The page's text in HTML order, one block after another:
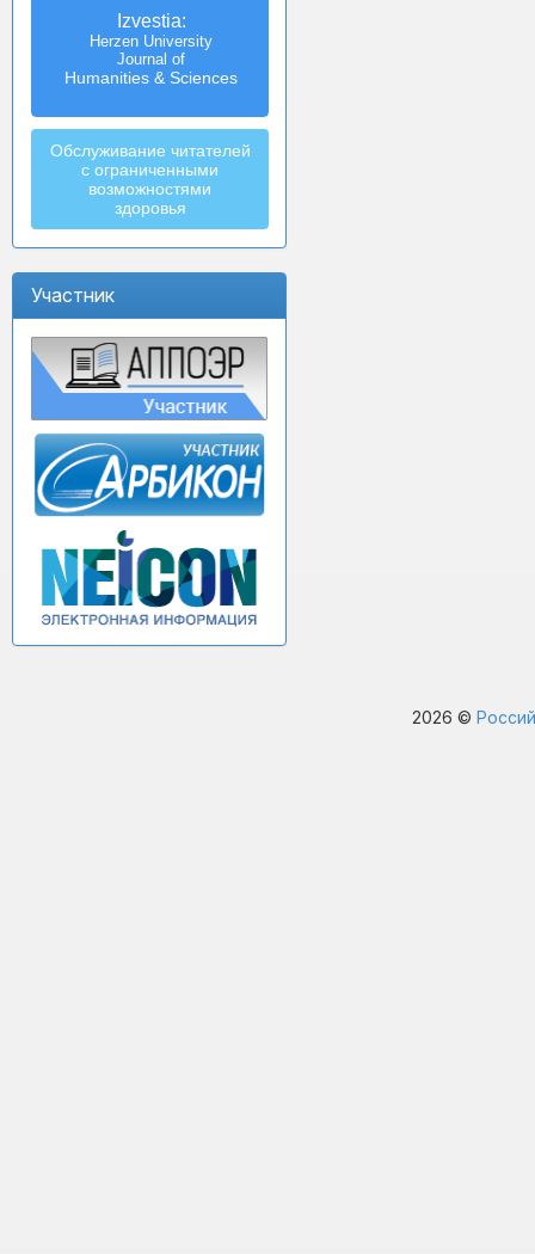
Izvestia:
Herzen University
Journal of
Humanities & Sciences
Обслуживание читателей
с ограниченными
возможностями
здоровья
Участник
2026 ©